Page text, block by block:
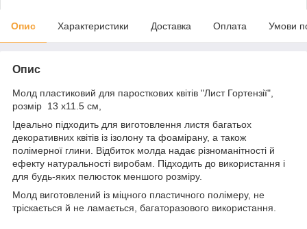
Опис Характеристики Доставка Оплата Умови
Опис
Молд пластиковий для паросткових квітів "Лист Гортензії",
розмір 13 х11.5 см,
Ідеально підходить для виготовлення листя багатьох
декоративних квітів із ізолону та фоамірану, а також
полімерної глини. Відбиток молда надає різноманітності й
ефекту натуральності виробам. Підходить до використання і
для будь-яких пелюсток меншого розміру.
Молд виготовлений із міцного пластичного полімеру, не
тріскається й не ламається, багаторазового використання.